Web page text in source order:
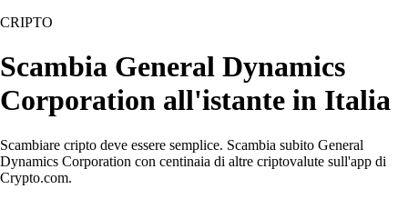
CRIPTO
Scambia General Dynamics
Corporation all'istante in Italia
Scambiare cripto deve essere semplice. Scambia subito General
Dynamics Corporation con centinaia di altre criptovalute sull'app di
Crypto.com.